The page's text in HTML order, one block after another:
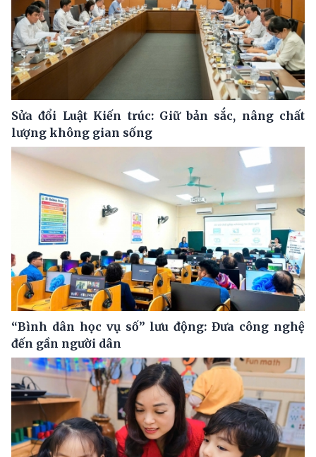
Sửa đổi Luật Kiến trúc: Giữ bản sắc, nâng chất
lượng không gian sống
“Bình dân học vụ số” lưu động: Đưa công nghệ
đến gần người dân